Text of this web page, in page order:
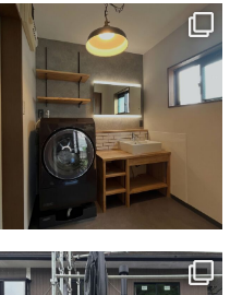
tomohouseinc
7月 13
tomohouseinc
6月 3